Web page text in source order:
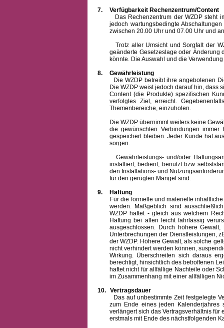
7.
Verfügbarkeit Rechenzentrum/Content
Das Rechenzentrum der WZDP steht im
jedoch wartungsbedingte
zwischen 20.00 Uhr und 07.00 Uhr und
Trotz aller Umsicht und Sorgfalt der
geänderte Gesetzeslage oder Änderung
könnte. Die Auswahl und die
8.
Gewährleistung
Die WZDP betreibt ihre angebotenen
Die WZDP weist jedoch darauf hin, dass
Content (die Produkte) spezifischen
verfolgtes Ziel, erreicht.
Themenbereiche, einzuholen.
Die WZDP übernimmt weiters keine
die gewünschten Verbindungen
gespeichert bleiben. Jeder Kunde hat
sorgen.
Gewährleistungs- und/oder
installiert, bedient, benutzt bzw
den Installations- und
für den gerügten Mangel sind.
9.
Haftung
Für die formelle und materielle
werden. Maßgeblich sind
WZDP haftet - gleich aus welchem
Haftung bei allen leicht fahrlässig
ausgeschlossen. Durch höhere
Unterbrechungen der Dienstleistungen,
der WZDP. Höhere Gewalt, als solche
nicht verhindert werden können,
Wirkung. Überschreiten sich daraus
berechtigt, hinsichtlich des betroffenen
haftet nicht für allfällige Nachteile oder
im Zusammenhang mit einer allfälligen
10. Vertragsdauer
Das auf unbestimmte Zeit festgelegte
zum Ende eines jeden Kalenderjahres
verlängert sich das Vertragsverhältnis
erstmals mit Ende des nächstfolgenden